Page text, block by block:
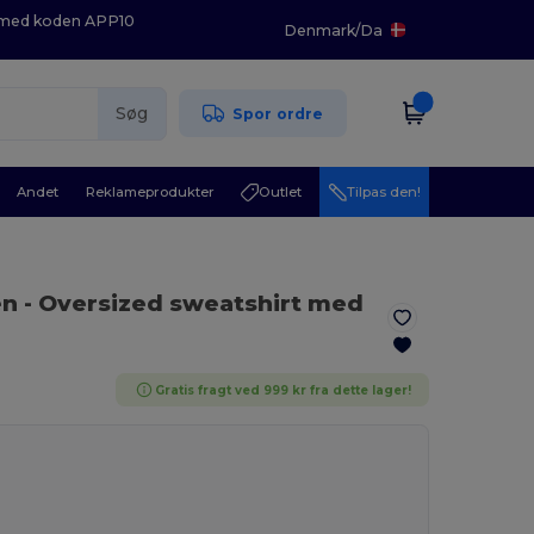
koden APP10
Denmark/Da
Søg Spor ordre
Andet Reklameprodukter Outlet Tilpas den!
- Oversized sweatshirt med
Gratis fragt ved 999 kr fra dette lager!